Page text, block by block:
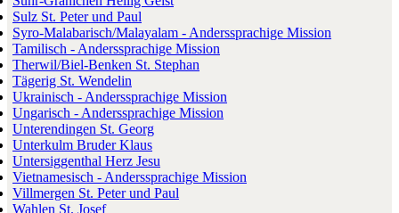
Sulz St. Peter und Paul
Syro-Malabarisch/Malayalam - Anderssprachige Mission
Tamilisch - Anderssprachige Mission
Therwil/Biel-Benken St. Stephan
Tägerig St. Wendelin
Ukrainisch - Anderssprachige Mission
Ungarisch - Anderssprachige Mission
Unterendingen St. Georg
Unterkulm Bruder Klaus
Untersiggenthal Herz Jesu
Vietnamesisch - Anderssprachige Mission
Villmergen St. Peter und Paul
Wahlen St. Josef